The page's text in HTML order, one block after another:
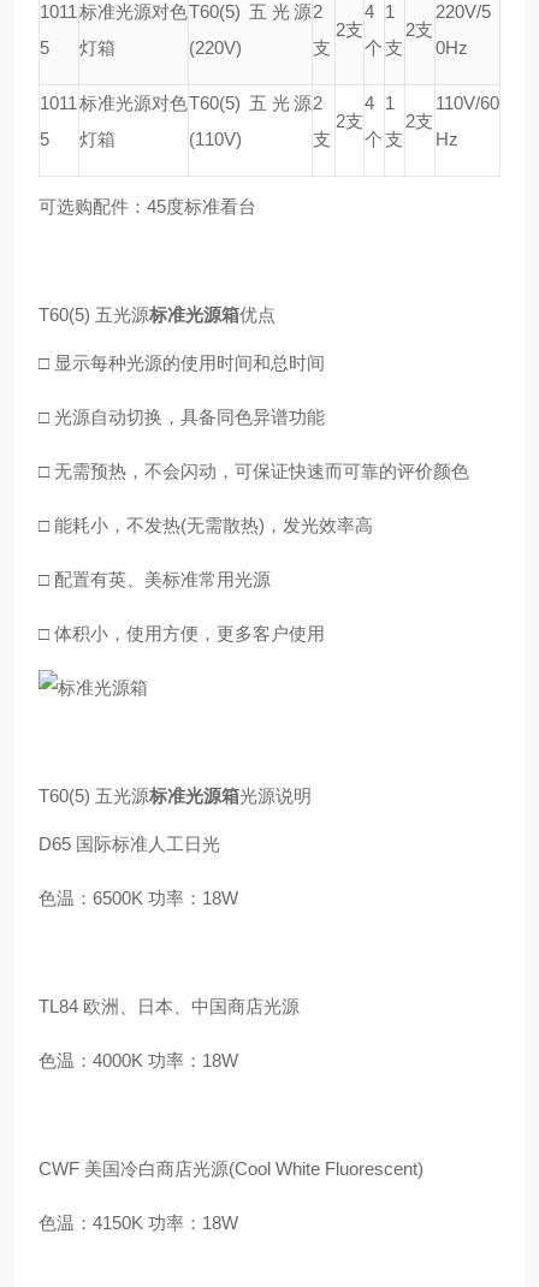
1011
5
标准光源对色
灯箱
T60(5) 五光源
(220V)
2
支
2支
4
个
1
支
2支
220V/5
0Hz
1011
5
标准光源对色
灯箱
T60(5) 五光源
(110V)
2
支
2支
4
个
1
支
2支
110V/60
Hz
可选购配件：45度标准看台
T60(5) 五光源标准光源箱优点
□ 显示每种光源的使用时间和总时间
□ 光源自动切换，具备同色异谱功能
□ 无需预热，不会闪动，可保证快速而可靠的评价颜色
□ 能耗小，不发热(无需散热)，发光效率高
□ 配置有英、美标准常用光源
□ 体积小，使用方便，更多客户使用
T60(5) 五光源标准光源箱光源说明
D65 国际标准人工日光
色温：6500K 功率：18W
TL84 欧洲、日本、中国商店光源
色温：4000K 功率：18W
CWF 美国冷白商店光源(Cool White Fluorescent)
色温：4150K 功率：18W